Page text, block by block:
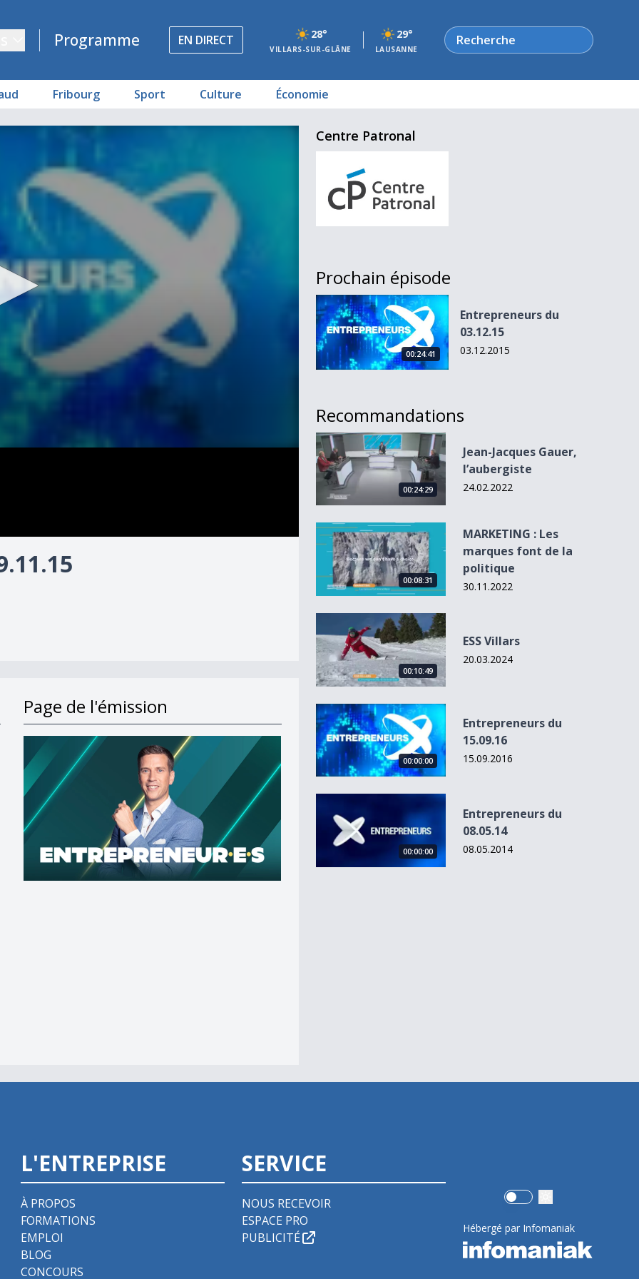
Programme EN DIRECT 28°
VILLARS-SUR-GLÂNE
29°
LAUSANNE
Rechercher
Fribourg Sport Culture Économie
Page de l'émission
Centre Patronal
Prochain épisode
Entrepreneurs du 03.12.15
00:24:41
Entrepreneurs du
03.12.15
03.12.2015
Recommandations
Jean-Jacques Gauer, l’aubergiste
00:24:29
Jean-Jacques Gauer,
l’aubergiste
24.02.2022
MARKETING : Les marques font de la politique
00:08:31
MARKETING : Les
marques font de la
politique
30.11.2022
00:10:49
ESS Villars
20.03.2024
Entrepreneurs du 15.09.16
00:00:00
Entrepreneurs du
15.09.16
15.09.2016
Entrepreneurs du 08.05.14
00:00:00
Entrepreneurs du
08.05.14
08.05.2014
L'ENTREPRISE
À PROPOS
FORMATIONS
EMPLOI
BLOG
CONCOURS
SERVICE
NOUS RECEVOIR
ESPACE PRO
PUBLICITÉ
Use setting
Hébergé par Infomaniak